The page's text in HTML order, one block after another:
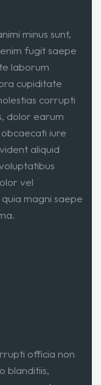
minus sunt,
fugit saepe
laborum
cupiditate
corrupti
dolor earum
iure
aliquid
vel
magni saepe
officia non
blanditiis,